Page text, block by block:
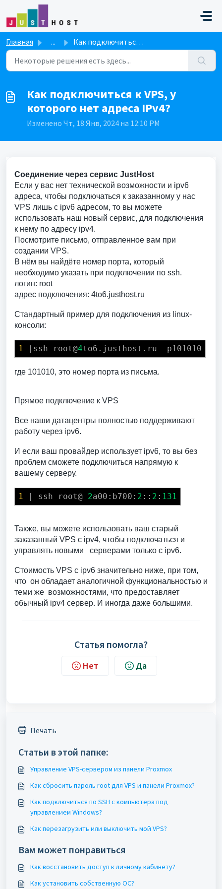
Переход к главному содержимому
Главная ... Как подключиться к VPS, у которого нет адреса IPv4?
Как подключиться к VPS, у
которого нет адреса IPv4?
Изменено Чт, 18 Янв, 2024 на 12:10 PM
Соединение через сервис JustHost
Если у вас нет технической возможности и ipv6
адреса, чтобы подключаться к заказанному у нас
VPS лишь с ipv6 адресом, то вы можете
использовать наш новый сервис, для подключения
к нему по адресу ipv4.
Посмотрите письмо, отправленное вам при
создании VPS.
В нём вы найдёте номер порта, который
необходимо указать при подключении по ssh.
логин: root
адрес подключения: 4to6.justhost.ru
Стандартный пример для подключения из linux-
консоли:
1 |ssh root@4to6.justhost.ru -p101010
где 101010, это номер порта из письма.
Прямое подключение к VPS
Все наши датацентры полностью поддерживают
работу через ipv6.
И если ваш провайдер использует ipv6, то вы без
проблем сможете подключиться напрямую к
вашему серверу.
1 | ssh root@ 2a00:b700: 2 :: 2 : 131
Также, вы можете использовать ваш старый
заказанный VPS с ipv4, чтобы подключаться и
управлять новыми серверами только с ipv6.
Стоимость VPS c ipv6 значительно ниже, при том,
что он обладает аналогичной функциональностью и
теми же возможностями, что предоставляет
обычный ipv4 сервер. И иногда даже большими.
Статья помогла?
Нет Да
Печать
Статьи в этой папке:
Управление VPS-сервером из панели Proxmox
Как сбросить пароль root для VPS и панели Proxmox?
Как подключиться по SSH с компьютера под
управлением Windows?
Как перезагрузить или выключить мой VPS?
Вам может понравиться
Как восстановить доступ к личному кабинету?
Как установить собственную ОС?